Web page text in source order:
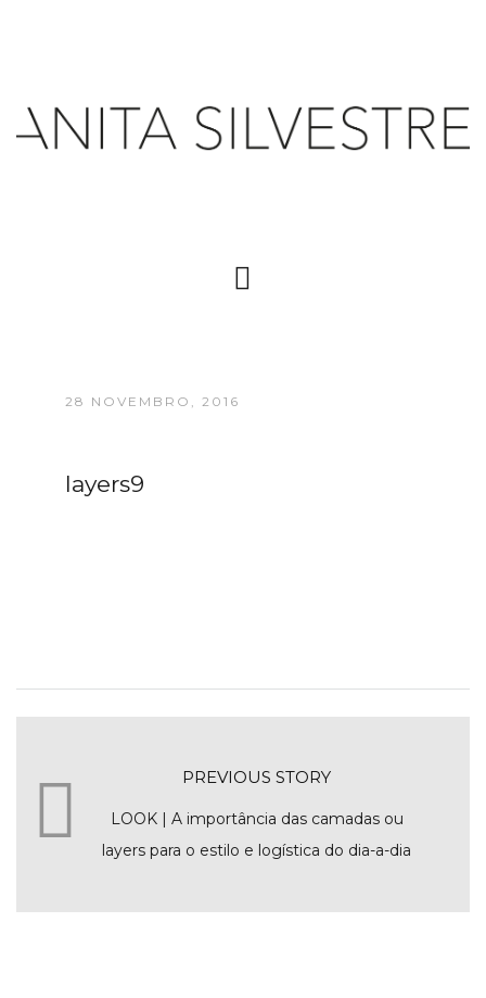
28 NOVEMBRO, 2016
layers9
PREVIOUS STORY
LOOK | A importância das camadas ou
layers para o estilo e logística do dia-a-dia